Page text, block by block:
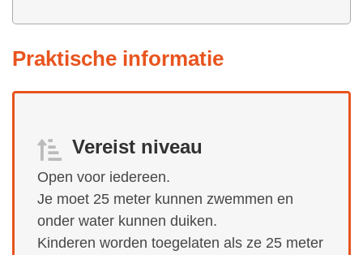
Praktische informatie
Vereist niveau
Open voor iedereen.
Je moet 25 meter kunnen zwemmen en
onder water kunnen duiken.
Kinderen worden toegelaten als ze 25 meter